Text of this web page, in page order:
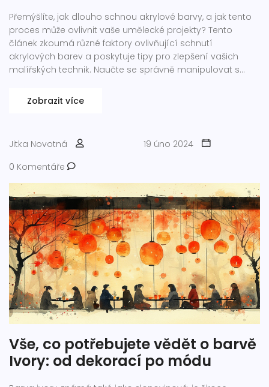
Přemýšlíte, jak dlouho schnou akrylové barvy, a jak tento
proces může ovlivnit vaše umělecké projekty? Tento
článek zkoumá různé faktory ovlivňující schnutí
akrylových barev a poskytuje tipy pro zlepšení vašich
malířských technik. Naučte se správně manipulovat s
akrylových barev ve svých dílech.
Zobrazit více
Jitka Novotná
19 úno 2024
0 Komentáře
Vše, co potřebujete vědět o barvě
Ivory: od dekorací po módu